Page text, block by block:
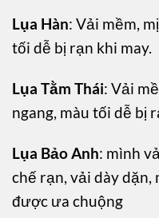
Lụa Hàn: Vải mềm,
tối dễ bị rạn khi may.
Lụa Tằm Thái: Vải
ngang, màu tối dễ bị
Lụa Bảo Anh: mình
chế rạn, vải dày
được ưa chuộng